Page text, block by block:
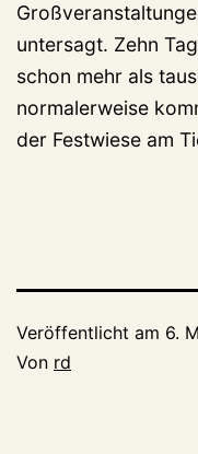
untersagt. Zehn
schon mehr als
normalerweise
der Festwiese am
Veröffentlicht am 6.
Von rd